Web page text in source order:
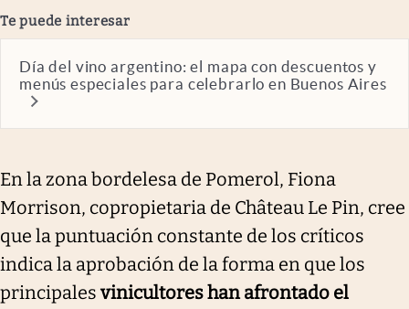
Te puede interesar
Día del vino argentino: el mapa con descuentos y
menús especiales para celebrarlo en Buenos Aires
En la zona bordelesa de Pomerol, Fiona
Morrison, copropietaria de Château Le Pin, cree
que la puntuación constante de los críticos
indica la aprobación de la forma en que los
principalesvinicultores han afrontado el